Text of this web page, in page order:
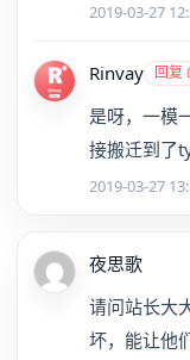
2019-03-27
Rinvay 回复
是呀，一模
接搬迁到了
2019-03-27
夜思歌
请问站长大
坏，能让他